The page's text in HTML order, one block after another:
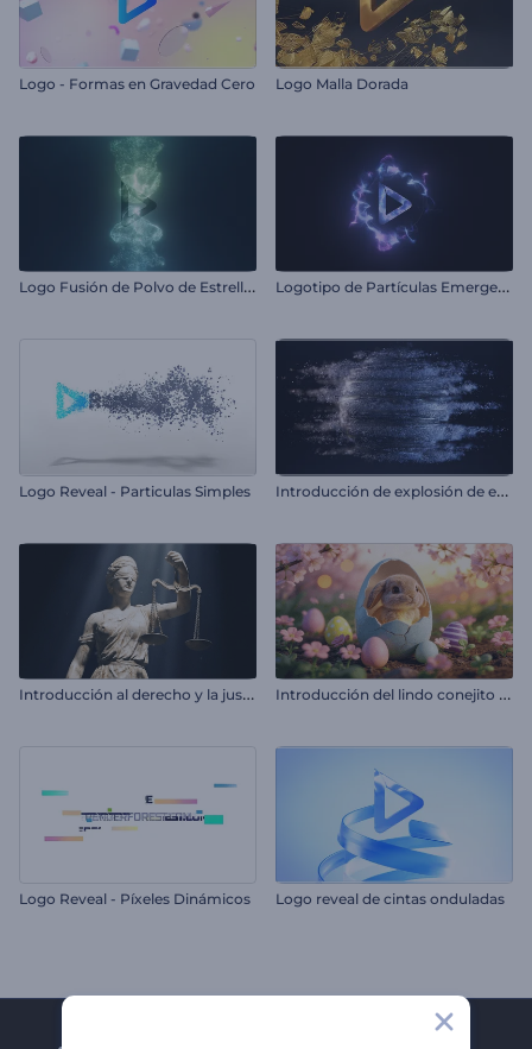
Logo - Formas en Gravedad Cero Logo Malla Dorada
L
ogo Fusión de Polvo de Estrellas L
ogotipo de Partículas Emergentes
Logo Reveal - Particulas Simples I
ntroducción de explosión de esfera metálica
I
ntroducción al derecho y la justicia I
ntroducción del lindo conejito de Pascua
Logo Reveal - Píxeles Dinámicos Logo reveal de cintas onduladas